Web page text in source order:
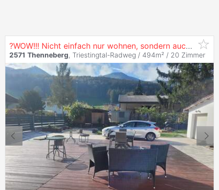
?WOW!!! Nicht einfach nur wohnen, sondern auch vermieten!?
2571 Thenneberg, Triestingtal-Radweg / 494m² / 20 Zimmer